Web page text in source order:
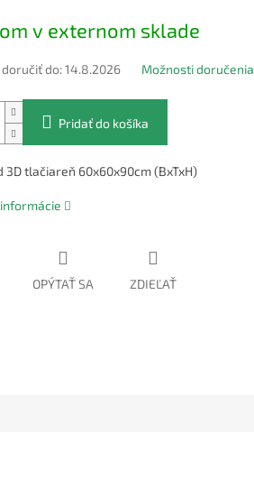
v externom sklade
do: 14.8.2026 Možnosti doručenia
Pridať do košíka
3D tlačiareň 60x60x90cm (BxTxH)
OPÝTAŤ SA ZDIEĽAŤ